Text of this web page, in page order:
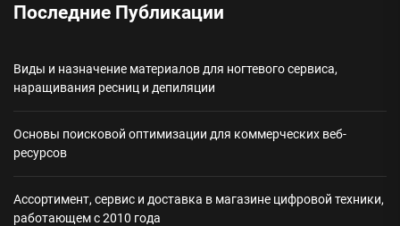
Последние Публикации
Виды и назначение материалов для ногтевого сервиса,
наращивания ресниц и депиляции
Основы поисковой оптимизации для коммерческих веб-
ресурсов
Ассортимент, сервис и доставка в магазине цифровой техники,
работающем с 2010 года